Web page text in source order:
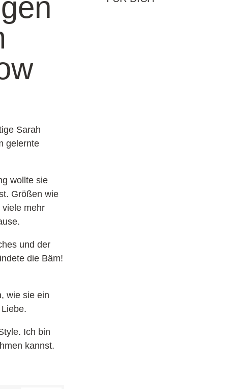
Sarah
gelernte
wollte sie
Größen wie
viele mehr
und der
die Bäm!
wie sie ein
Ich bin
kannst.